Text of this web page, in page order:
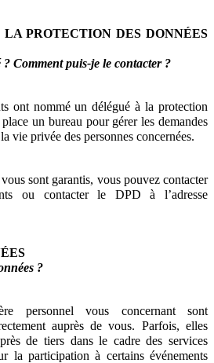
PROTECTION DES DONNÉES
Comment puis-je le contacter ?
ont nommé un délégué à la protection
un bureau pour gérer les demandes
vie privée des personnes concernées.
sont garantis, vous pouvez contacter
ou contacter le DPD à l’adresse
?
personnel vous concernant sont
auprès de vous. Parfois, elles
de tiers dans le cadre des services
la participation à certains événements